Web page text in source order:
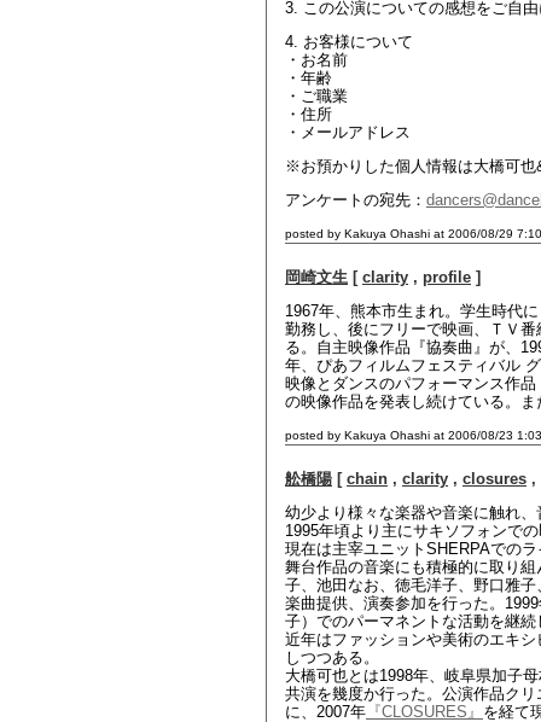
3. この公演についての感想をご自
4. お客様について
・お名前
・年齢
・ご職業
・住所
・メールアドレス
※お預かりした個人情報は大橋可
アンケートの宛先：
posted by Kakuya Ohashi at 2006/08/29
岡崎文生 [ clarity , profile ]
1967年、熊本市生まれ。学生時代
勤務し、後にフリーで映画、ＴＶ
る。自主映像作品『協奏曲』が、
年、ぴあフィルムフェスティバル
映像とダンスのパフォーマンス作
の映像作品を発表し続けている。
posted by Kakuya Ohashi at 2006/08/23
舩橋陽 [ chain , clarity , closures ,
幼少より様々な楽器や音楽に触れ
1995年頃より主にサキソフォンで
現在は主宰ユニットSHERPAでの
舞台作品の音楽にも積極的に取り
子、池田なお、徳毛洋子、野口雅
楽曲提供、演奏参加を行った。
子）でのパーマネントな活動を継続
近年はファッションや美術のエキ
しつつある。
大橋可也とは1998年、岐阜県加子
共演を幾度か行った。公演作品ク
に、2007年 『CLOSURES』 を経て